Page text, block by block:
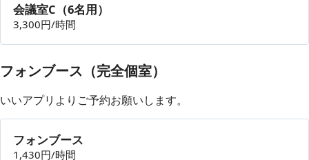
会議室C（6名用）
3,300円/時間
フォンブース（完全個室）
いいアプリよりご予約お願いします。
フォンブース
1,430円/時間